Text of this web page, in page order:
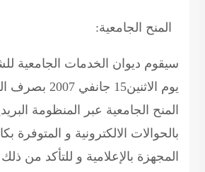
المنح الجامعية:
سيقوم ديوان الخدمات الجامعية
يوم الاثنين15
جانفي
2007
المنح الجامعية عبر المنظومة
بالحوالات الالكترونية و المتوفرة
المجهزة بالإعلامية و للتأكد من